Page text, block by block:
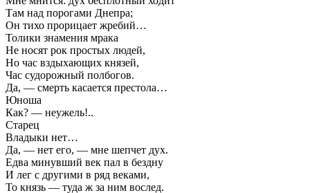
Там над порогами Днепра;
Он тихо прорицает жребий…
Толики знамения мрака
Не носят рок простых людей,
Но час вздыхающих князей,
Час судорожный полбогов.
Да, — смерть касается престола…
Юноша
Как? — неужель!..
Старец
Владыки нет…
Да, — нет его, — мне шепчет дух.
Едва минувший век пал в бездну
И лег с другими в ряд веками,
То князь — туда ж за ним вослед.